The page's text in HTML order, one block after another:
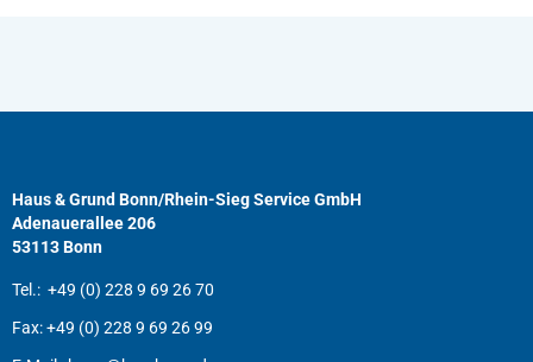
Haus & Grund Bonn/Rhein-Sieg Service GmbH
Adenauerallee 206
53113 Bonn
Tel.: +49 (0) 228 9 69 26 70
Fax:+49 (0) 228 9 69 26 99